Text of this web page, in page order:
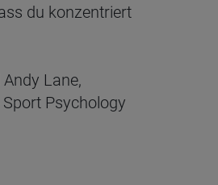
du konzentriert
Lane,
Psychology